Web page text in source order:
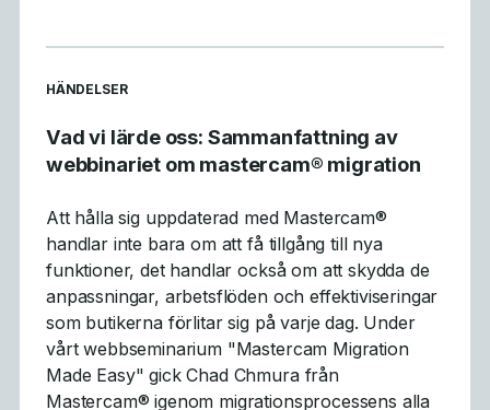
READ MORE ARTICLES ABOUT
HÄNDELSER
Vad vi lärde oss: Sammanfattning av
webbinariet om mastercam® migration
Att hålla sig uppdaterad med Mastercam®
handlar inte bara om att få tillgång till nya
funktioner, det handlar också om att skydda de
anpassningar, arbetsflöden och effektiviseringar
som butikerna förlitar sig på varje dag. Under
vårt webbseminarium "Mastercam Migration
Made Easy" gick Chad Chmura från
Mastercam® igenom migrationsprocessens alla